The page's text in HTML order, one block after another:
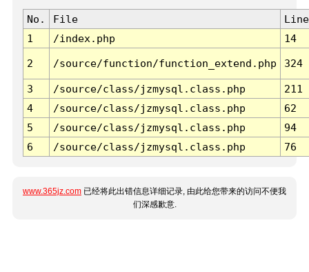
No. File
Line
1
/index.php 14
2 /source/function/function_extend.php 324
3 /source/class/jzmysql.class.php
211
4
/source/class/jzmysql.class.php
62
5
/source/class/jzmysql.class.php
94
6
/source/class/jzmysql.class.php 76
www.365jz.com 已经将此出错信息详细记录, 由此给您带来的访问不便我
们深感歉意.